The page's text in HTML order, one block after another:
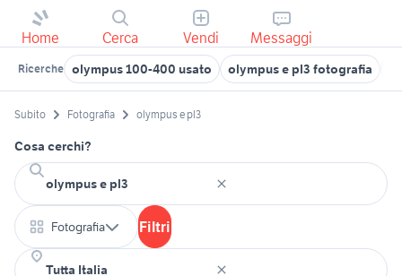
Home Cerca Vendi Messaggi
Ricerche olympus 100-400 usato olympus e pl3 fotografia
Subito Fotografia olympus e pl3
Cosa cerchi?
Fotografia Filtri